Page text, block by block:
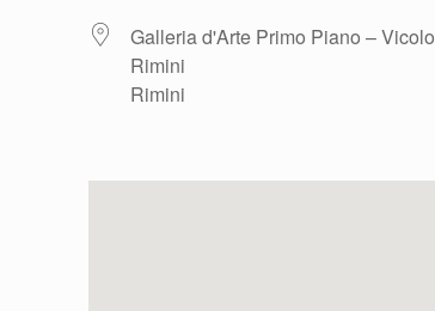
Galleria d'Arte Primo Piano –
Rimini
Rimini